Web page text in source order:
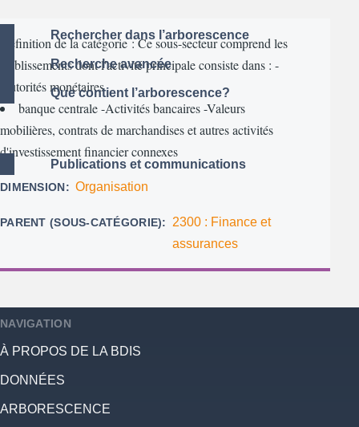
Rechercher dans l’arborescence
Recherche avancée
Que contient l’arborescence?
Publications et communications
Définition de la catégorie : Ce sous-secteur comprend les
établissements dont l'activité principale consiste dans : -
Autorités monétaires
banque centrale -Activités bancaires -Valeurs
mobilières, contrats de marchandises et autres activités
d'investissement financier connexes
DIMENSION Organisation
PARENT (SOUS-CATÉGORIE)
2300 : Finance et
assurances
NAVIGATION
À PROPOS DE LA BDIS
DONNÉES
ARBORESCENCE